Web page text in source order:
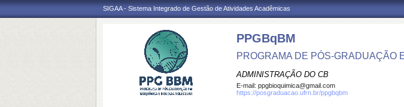
SIGAA - Sistema Integrado de Gestão de Atividades Acadêmicas
PPGBqBM
PROGRAMA DE PÓS-GRADUAÇÃO
ADMINISTRAÇÃO DO CB
E-mail: ppgbioquimica@gmail.com
https://posgraduacao.ufrn.br/ppgbqbm